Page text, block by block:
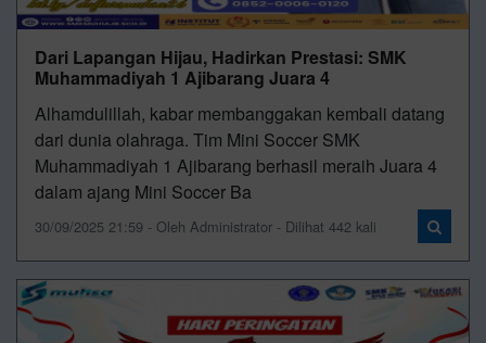
Dari Lapangan Hijau, Hadirkan Prestasi: SMK
Muhammadiyah 1 Ajibarang Juara 4
Alhamdulillah, kabar membanggakan kembali datang
dari dunia olahraga. Tim Mini Soccer SMK
Muhammadiyah 1 Ajibarang berhasil meraih Juara 4
dalam ajang Mini Soccer Ba
30/09/2025 21:59 - Oleh Administrator - Dilihat 442 kali